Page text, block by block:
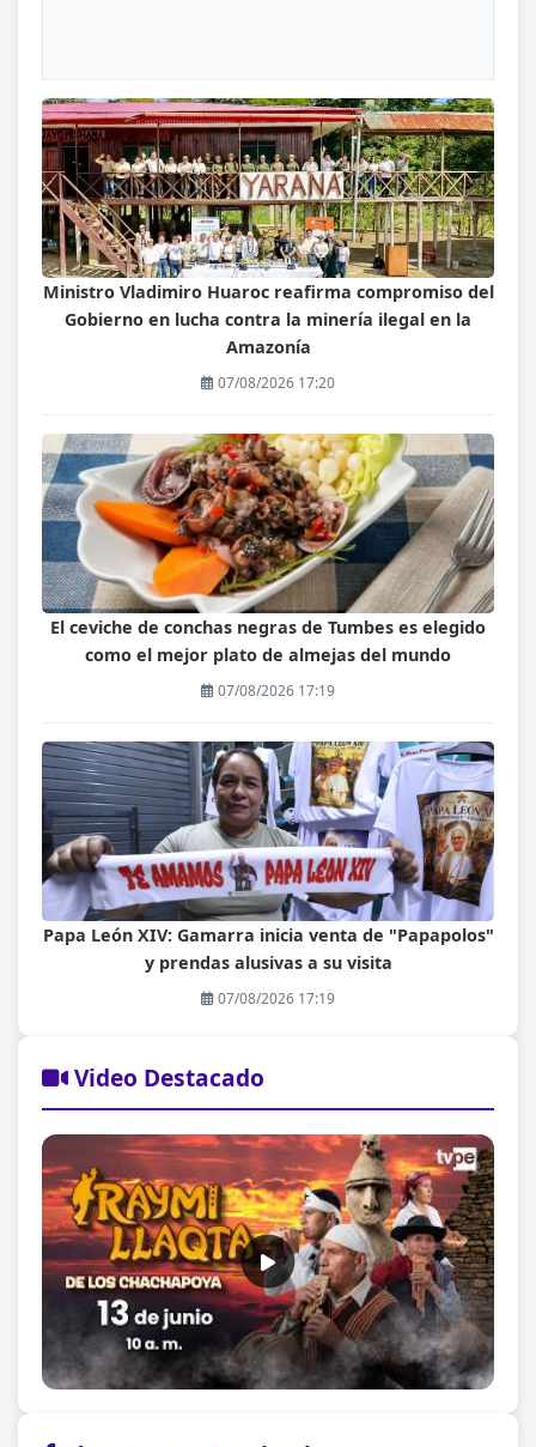
Ministro Vladimiro Huaroc reafirma compromiso del
Gobierno en lucha contra la minería ilegal en la
Amazonía
07/08/2026 17:20
El ceviche de conchas negras de Tumbes es elegido
como el mejor plato de almejas del mundo
07/08/2026 17:19
Papa León XIV: Gamarra inicia venta de "Papapolos"
y prendas alusivas a su visita
07/08/2026 17:19
Video Destacado